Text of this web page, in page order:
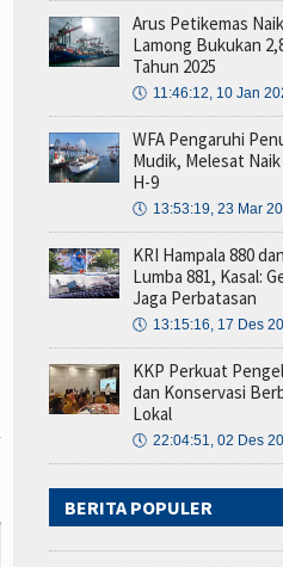
Arus Petikemas
Lamong Bukukan
Tahun 2025
🕔 11:46:12, 10 Jan
WFA Pengaruhi
Mudik, Melesat
H-9
🕔 13:53:19, 23 Mar
KRI Hampala 880
Lumba 881, Kasal:
Jaga Perbatasan
🕔 13:15:16, 17 Des
KKP Perkuat
dan Konservasi
Lokal
🕔 22:04:51, 02 Des
BERITA POPULER